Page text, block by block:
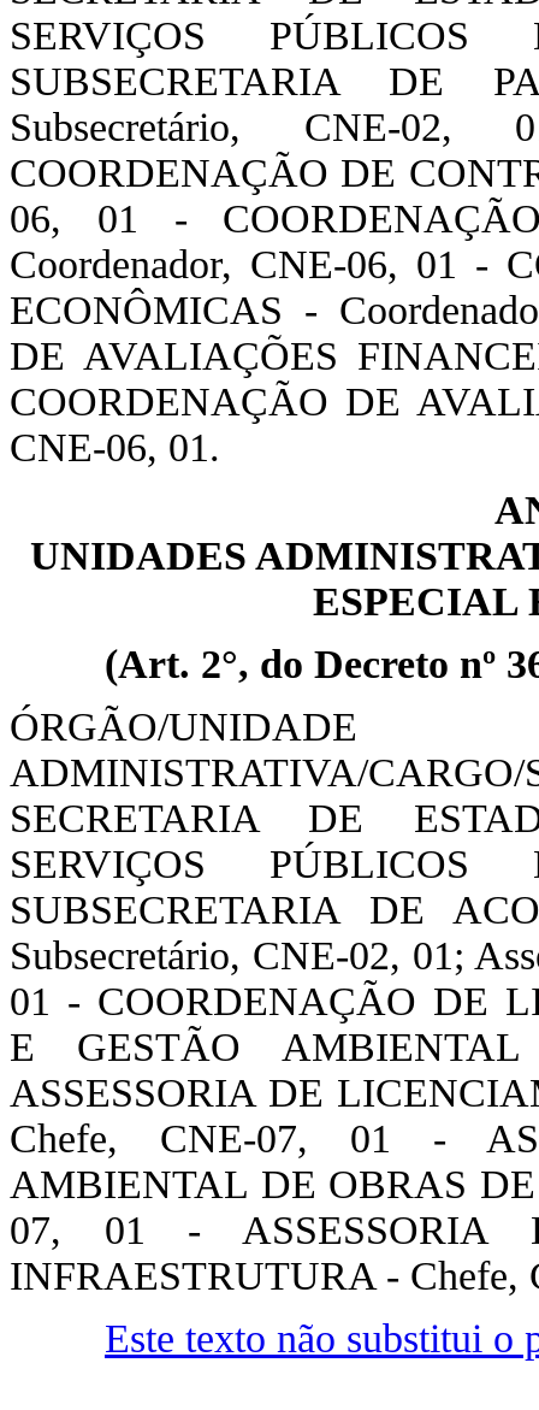
SERVIÇOS
SUBSECRETARIA DE
Subsecretário, CNE-
COORDENAÇÃO DE
06, 01 -
Coordenador, CNE-06, 01 -
ECONÔMICAS -
DE AVALIAÇÕES
COORDENAÇÃO DE
CNE-06, 01.
UNIDADES
ESPECIAL
(Art. 2°, do Decreto nº
ÓRGÃO/UNIDADE
ADMINISTRATIVA/
SECRETARIA DE
SERVIÇOS
SUBSECRETARIA DE
Subsecretário, CNE-02, 01;
01 - COORDENAÇÃO DE
E GESTÃO
ASSESSORIA DE
Chefe, CNE-07, 01 -
AMBIENTAL DE OBRAS
07, 01 - ASSESSORIA
INFRAESTRUTURA - Chefe,
Este texto não substitui o